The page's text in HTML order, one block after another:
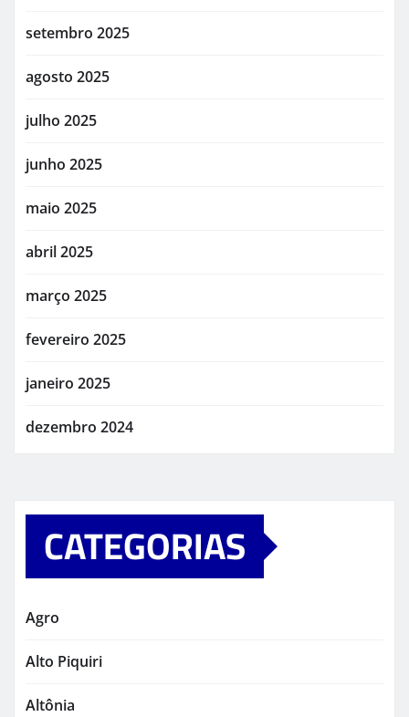
setembro 2025
agosto 2025
julho 2025
junho 2025
maio 2025
abril 2025
março 2025
fevereiro 2025
janeiro 2025
dezembro 2024
CATEGORIAS
Agro
Alto Piquiri
Altônia